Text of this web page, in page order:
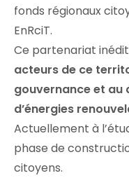
fonds régionaux
EnRciT.
Ce partenariat
acteurs de ce
gouvernance et au
d’énergies
Actuellement à
phase de
citoyens.